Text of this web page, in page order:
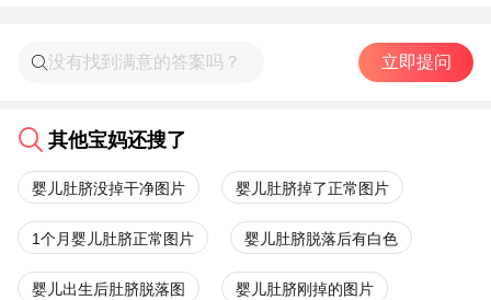
立即提问
其他宝妈还搜了
婴儿肚脐没掉干净图片 婴儿肚脐掉了正常图片
1个月婴儿肚脐正常图片 婴儿肚脐脱落后有白色
婴儿出生后肚脐脱落图 婴儿肚脐刚掉的图片